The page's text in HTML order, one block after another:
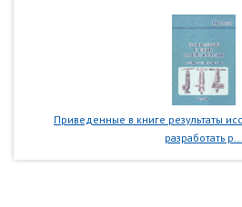
Приведенные в книге результаты
разработать р...